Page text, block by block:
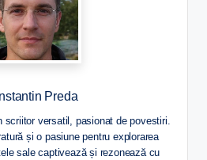
Preda
scriitor versatil, pasionat de povestiri.
și o pasiune pentru explorarea
sale captivează și rezonează cu